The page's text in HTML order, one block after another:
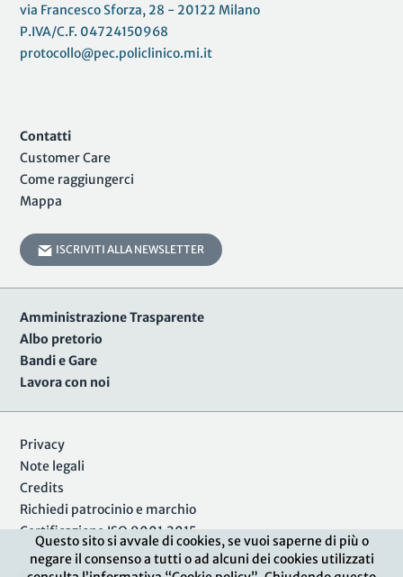
Questo sito si avvale di cookies, se vuoi saperne di più o
negare il consenso a tutti o ad alcuni dei cookies utilizzati
via Francesco Sforza, 28 - 20122 Milano
P.IVA/C.F. 04724150968
protocollo@pec.policlinico.mi.it
Contatti
Customer Care
Come raggiungerci
Mappa
ISCRIVITI ALLA NEWSLETTER
Amministrazione Trasparente
Albo pretorio
Bandi e Gare
Lavora con noi
Privacy
Note legali
Credits
Richiedi patrocinio e marchio
Certificazione ISO 9001:2015